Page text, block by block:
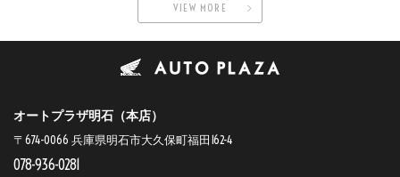
VIEW MORE
オートプラザ明石（本店）
〒674-0066 兵庫県明石市大久保町福田162-4
078-936-0281